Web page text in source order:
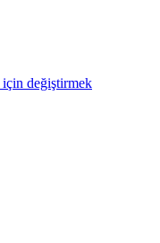
için değiştirmek